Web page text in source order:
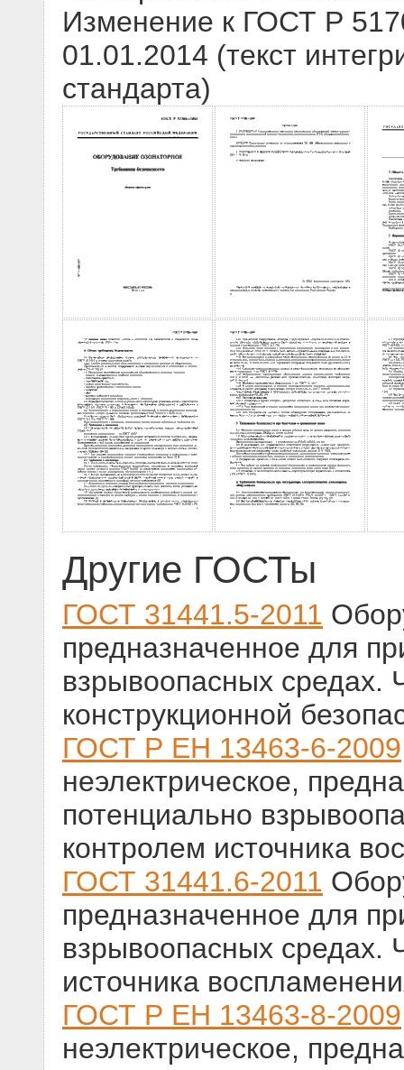
Изменение к ГОСТ Р
01.01.2014 (текст
стандарта)
Другие ГОСТы
ГОСТ 31441.5-2011
предназначенное для
взрывоопасных средах.
конструкционной
ГОСТ Р ЕН 13463-6-2009
неэлектрическое,
потенциально
контролем источника
ГОСТ 31441.6-2011
предназначенное для
взрывоопасных средах.
источника
ГОСТ Р ЕН 13463-8-2009
неэлектрическое,